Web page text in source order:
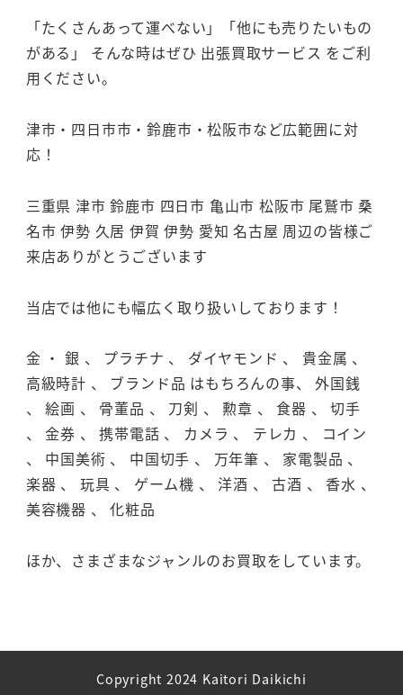
「たくさんあって運べない」「他にも売りたいもの
がある」 そんな時はぜひ 出張買取サービス をご利
用ください。
津市・四日市市・鈴鹿市・松阪市など広範囲に対
応！
三重県 津市 鈴鹿市 四日市 亀山市 松阪市 尾鷲市 桑
名市 伊勢 久居 伊賀 伊勢 愛知 名古屋 周辺の皆様ご
来店ありがとうございます
当店では他にも幅広く取り扱いしております！
金 ・ 銀 、 プラチナ 、 ダイヤモンド 、 貴金属 、
高級時計 、 ブランド品 はもちろんの事、 外国銭
、 絵画 、 骨董品 、 刀剣 、 勲章 、 食器 、 切手
、 金券 、 携帯電話 、 カメラ 、 テレカ 、 コイン
、 中国美術 、 中国切手 、 万年筆 、 家電製品 、
楽器 、 玩具 、 ゲーム機 、 洋酒 、 古酒 、 香水 、
美容機器 、 化粧品
ほか、さまざまなジャンルのお買取をしています。
Copyright 2024 Kaitori Daikichi